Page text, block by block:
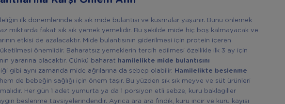
ilk dönemlerinde sık sık mide bulantısı ve kusmalar yaşanır. Bunu önlemek
miktarda fakat sık sık yemek yemelidir. Bu şekilde mide hiç boş kalmayacak ve
etkisi de azalacaktır. Mide bulantısının giderilmesi için protein içeren
önemlidir. Baharatsız yemeklerin tercih edilmesi özellikle ilk 3 ay için
yararına olacaktır. Çünkü baharat
hamilelikte mide bulantısını
gibi aynı zamanda mide ağrılarına da sebep olabilir. Hamilelikte beslenme
de bebeğin sağlığı için önem taşır. Bu yüzden sık sık meyve ve süt ürünleri
Her gün 1 adet yumurta ya da 1 porsiyon etli sebze, kuru baklagiller
beslenme tavsiyelerindendir. Ayrıca ara ara fındık, kuru incir ve kuru kayısı